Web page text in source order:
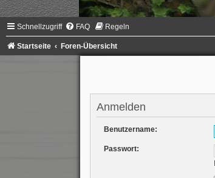
Schnellzugriff FAQ Regeln
Startseite Foren-Übersicht
Anmelden
Benutzername:
Passwort: